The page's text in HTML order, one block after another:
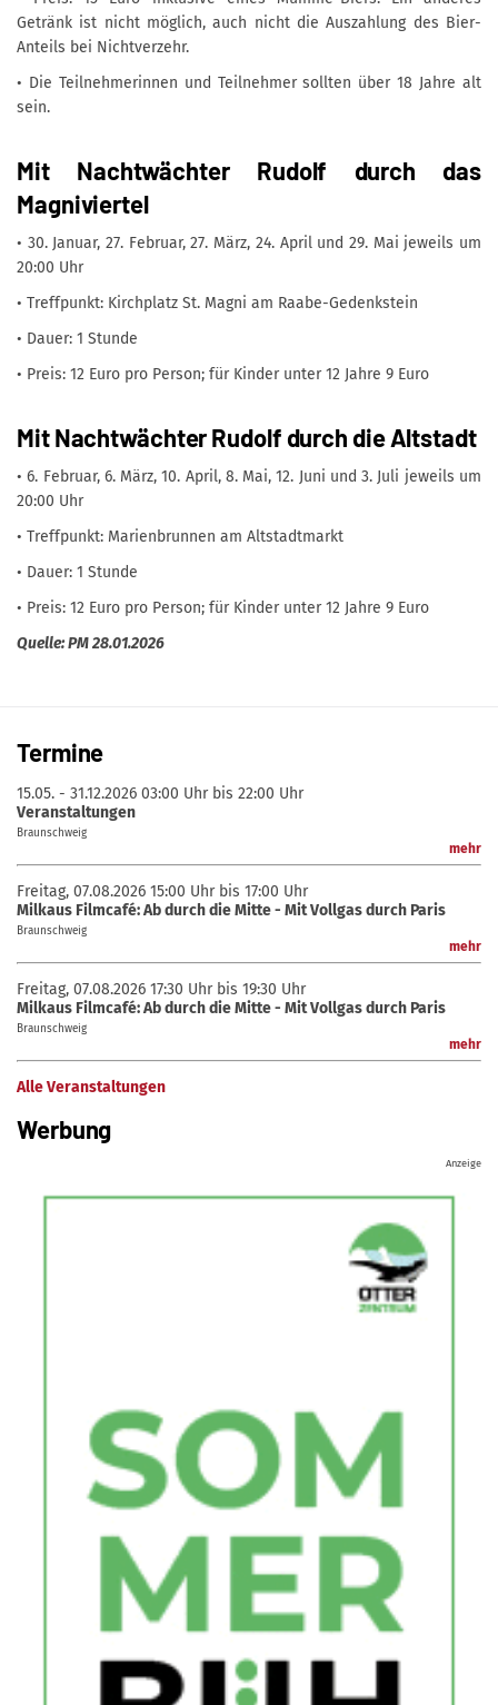
Getränk ist nicht möglich, auch nicht die Auszahlung des Bier-
Anteils bei Nichtverzehr.
• Die Teilnehmerinnen und Teilnehmer sollten über 18 Jahre alt
sein.
Mit Nachtwächter Rudolf durch das
Magniviertel
• 30. Januar, 27. Februar, 27. März, 24. April und 29. Mai jeweils um
20:00 Uhr
• Treffpunkt: Kirchplatz St. Magni am Raabe-Gedenkstein
• Dauer: 1 Stunde
• Preis: 12 Euro pro Person; für Kinder unter 12 Jahre 9 Euro
Mit Nachtwächter Rudolf durch die Altstadt
• 6. Februar, 6. März, 10. April, 8. Mai, 12. Juni und 3. Juli jeweils um
20:00 Uhr
• Treffpunkt: Marienbrunnen am Altstadtmarkt
• Dauer: 1 Stunde
• Preis: 12 Euro pro Person; für Kinder unter 12 Jahre 9 Euro
Quelle: PM 28.01.2026
Termine
15.05. - 31.12.2026 03:00 Uhr bis 22:00 Uhr
Veranstaltungen
Braunschweig
mehr
Freitag, 07.08.2026 15:00 Uhr bis 17:00 Uhr
Milkaus Filmcafé: Ab durch die Mitte - Mit Vollgas durch Paris
Braunschweig
mehr
Freitag, 07.08.2026 17:30 Uhr bis 19:30 Uhr
Milkaus Filmcafé: Ab durch die Mitte - Mit Vollgas durch Paris
Braunschweig
mehr
Alle Veranstaltungen
Werbung
Anzeige